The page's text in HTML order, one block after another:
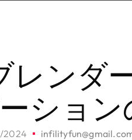
レンダ
ショ
2024